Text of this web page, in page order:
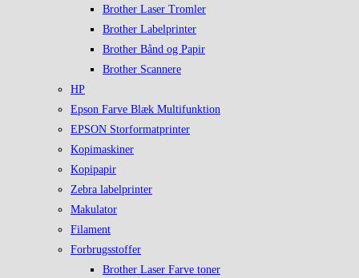
Brother Laser Tromler
Brother Labelprinter
Brother Bånd og Papir
Brother Scannere
HP
Epson Farve Blæk Multifunktion
EPSON Storformatprinter
Kopimaskiner
Kopipapir
Zebra labelprinter
Makulator
Filament
Forbrugsstoffer
Brother Laser Farve toner